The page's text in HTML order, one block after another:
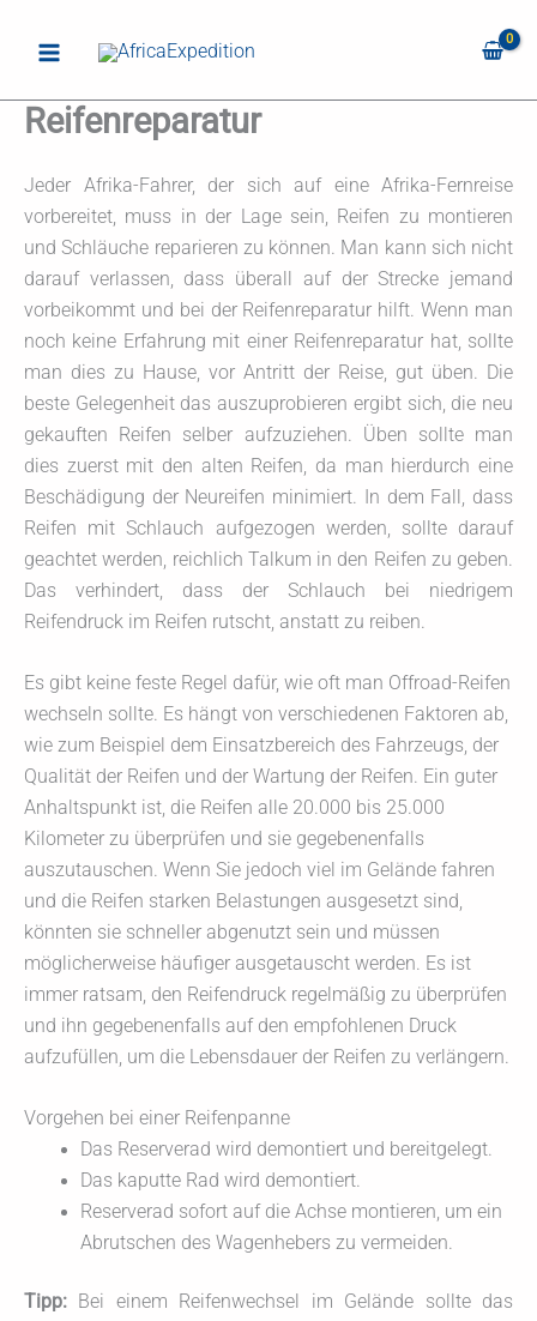
Inhalt
Reifenreparatur
Jeder Afrika-Fahrer, der sich auf eine Afrika-Fernreise
vorbereitet, muss in der Lage sein, Reifen zu montieren
und Schläu­che reparieren zu können. Man kann sich nicht
darauf verlassen, dass überall auf der Strecke jemand
vorbeikommt und bei der Reifenreparatur hilft. Wenn man
noch keine Erfahrung mit einer Reifenreparatur hat, sollte
man dies zu Hause, vor Antritt der Reise, gut üben. Die
beste Gelegenheit das auszuprobieren ergibt sich, die neu
gekauften Reifen selber aufzuziehen. Üben sollte man
dies zuerst mit den alten Reifen, da man hierdurch eine
Beschädigung der Neureifen minimiert. In dem Fall, dass
Reifen mit Schlauch aufgezogen werden, sollte darauf
geachtet werden, reichlich Talkum in den Reifen zu geben.
Das verhindert, dass der Schlauch bei niedrigem
Reifendruck im Reifen rutscht, anstatt zu reiben.
Es gibt keine feste Regel dafür, wie oft man Offroad-Reifen
wechseln sollte. Es hängt von verschiedenen Faktoren ab,
wie zum Beispiel dem Einsatzbereich des Fahrzeugs, der
Qualität der Reifen und der Wartung der Reifen. Ein guter
Anhaltspunkt ist, die Reifen alle 20.000 bis 25.000
Kilometer zu überprüfen und sie gegebenenfalls
auszutauschen. Wenn Sie jedoch viel im Gelände fahren
und die Reifen starken Belastungen ausgesetzt sind,
könnten sie schneller abgenutzt sein und müssen
möglicherweise häufiger ausgetauscht werden. Es ist
immer ratsam, den Reifendruck regelmäßig zu überprüfen
und ihn gegebenenfalls auf den empfohlenen Druck
aufzufüllen, um die Lebensdauer der Reifen zu verlängern.
Vorgehen bei einer Reifenpanne
Das Reserverad wird demontiert und bereitgelegt.
Das kaputte Rad wird demontiert.
Reserverad sofort auf die Achse montieren, um ein
Abrutschen des Wagenhebers zu vermeiden.
Tipp: Bei einem Reifenwechsel im Gelände sollte das